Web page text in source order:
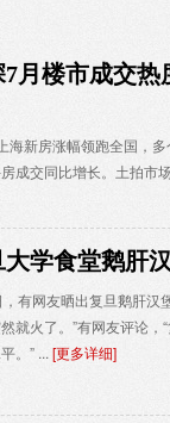
7月楼市成交热
海新房涨幅领跑全国，多
成交同比增长。土拍市
大学食堂鹅肝
有网友晒出复旦鹅肝汉
就火了。”有网友评论
。” ... [更多详细]